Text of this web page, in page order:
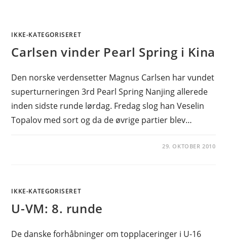
IKKE-KATEGORISERET
Carlsen vinder Pearl Spring i Kina
Den norske verdensetter Magnus Carlsen har vundet
superturneringen 3rd Pearl Spring Nanjing allerede
inden sidste runde lørdag. Fredag slog han Veselin
Topalov med sort og da de øvrige partier blev…
29. OKTOBER 2010
IKKE-KATEGORISERET
U-VM: 8. runde
De danske forhåbninger om topplaceringer i U-16